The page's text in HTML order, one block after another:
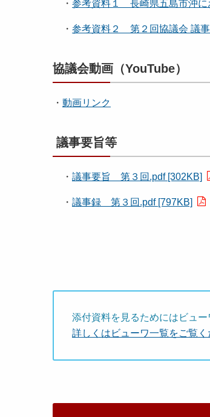
・ 参考資料１ 長崎県五島市沖に
・ 参考資料２ 第２回協議会 議事
協議会動画（YouTube）
・ 動画リンク
議事要旨等
・ 議事要旨 第３回.pdf [302KB]
・ 議事録 第３回.pdf [797KB]
添付資料を見るためにはビュー
詳しくはビューワ一覧をご覧く